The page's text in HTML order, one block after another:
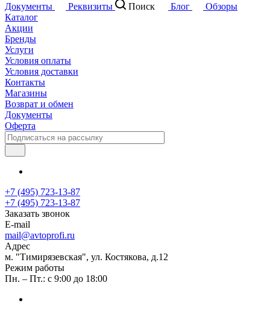
Документы
Реквизиты Поиск Блог
Обзоры
Каталог
Акции
Бренды
Услуги
Условия оплаты
Условия доставки
Контакты
Магазины
Возврат и обмен
Документы
Оферта
+7 (495) 723-13-87
+7 (495) 723-13-87
Заказать звонок
E-mail
mail@avtoprofi.ru
Адрес
м. "Тимирязевская", ул. Костякова, д.12
Режим работы
Пн. – Пт.: с 9:00 до 18:00